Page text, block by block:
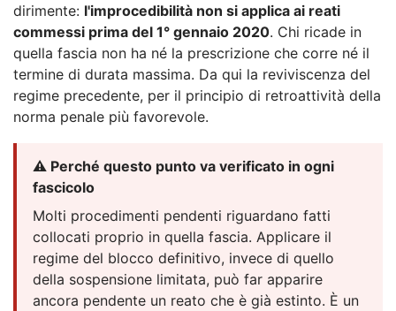
dirimente: l'improcedibilità non si applica ai reati
commessi prima del 1° gennaio 2020. Chi ricade in
quella fascia non ha né la prescrizione che corre né il
termine di durata massima. Da qui la reviviscenza del
regime precedente, per il principio di retroattività della
norma penale più favorevole.
⚠️ Perché questo punto va verificato in ogni
fascicolo
Molti procedimenti pendenti riguardano fatti
collocati proprio in quella fascia. Applicare il
regime del blocco definitivo, invece di quello
della sospensione limitata, può far apparire
ancora pendente un reato che è già estinto. È un